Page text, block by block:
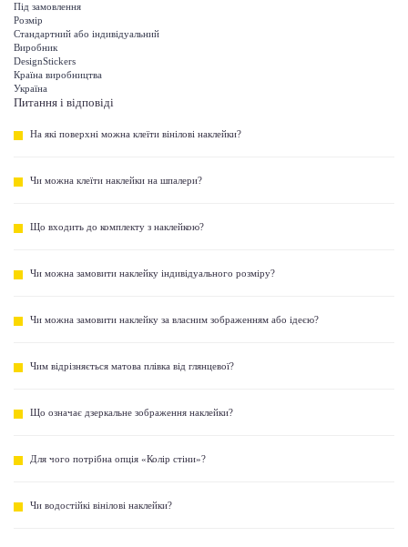
Під замовлення
Розмір
Стандартний або індивідуальний
Виробник
DesignStickers
Країна виробництва
Україна
Питання і відповіді
На які поверхні можна клеїти вінілові наклейки?
Чи можна клеїти наклейки на шпалери?
Що входить до комплекту з наклейкою?
Чи можна замовити наклейку індивідуального розміру?
Чи можна замовити наклейку за власним зображенням або ідеєю?
Чим відрізняється матова плівка від глянцевої?
Що означає дзеркальне зображення наклейки?
Для чого потрібна опція «Колір стіни»?
Чи водостійкі вінілові наклейки?